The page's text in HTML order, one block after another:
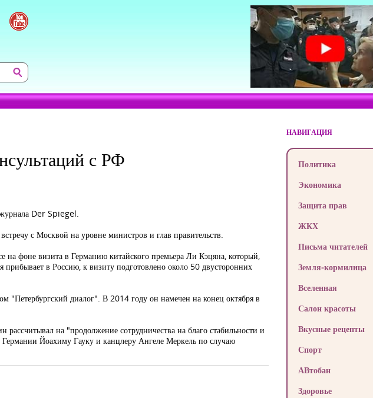
с РФ
журнала Der Spiegel.
с Москвой на уровне министров и глав правительств.
на фоне визита в Германию китайского премьера Ли Кэцяна, который,
в Россию, к визиту подготовлено около 50 двусторонних
"Петербургский диалог". В 2014 году он намечен на конец октября в
на "продолжение сотрудничества на благо стабильности и
Йоахиму Гауку и канцлеру Ангеле Меркель по случаю
НАВИГАЦИЯ
Политика
Экономика
Защита прав
ЖКХ
Письма читателей
Земля-кормилица
Вселенная
Салон красоты
Вкусные рецепты
Спорт
АВтобан
Здоровье